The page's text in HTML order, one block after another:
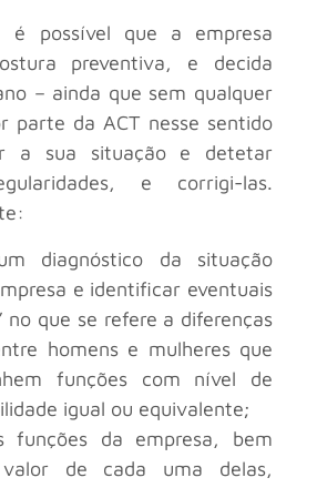
é possível que a empresa
preventiva, e decida
– ainda que sem qualquer
parte da ACT nesse sentido
a sua situação e detetar
e corrigi-las.
diagnóstico da situação
e identificar eventuais
no que se refere a diferenças
homens e mulheres que
funções com nível de
igual ou equivalente;
funções da empresa, bem
de cada uma delas,